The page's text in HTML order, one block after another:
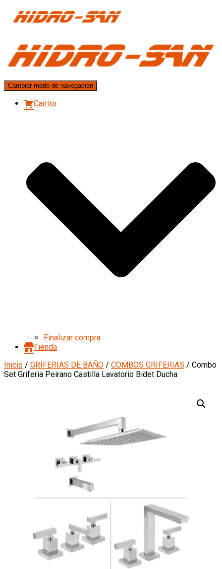
Cambiar modo de navegación
Carrito
Finalizar compra
Tienda
Inicio / GRIFERIAS DE BAÑO / COMBOS GRIFERIAS / Combo
Set Griferia Peirano Castilla Lavatorio Bidet Ducha